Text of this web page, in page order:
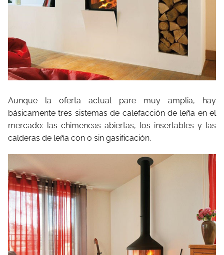
Aunque la oferta actual pare muy amplia, hay
básicamente tres sistemas de calefacción de leña en el
mercado: las chimeneas abiertas, los insertables y las
calderas de leña con o sin gasificación.